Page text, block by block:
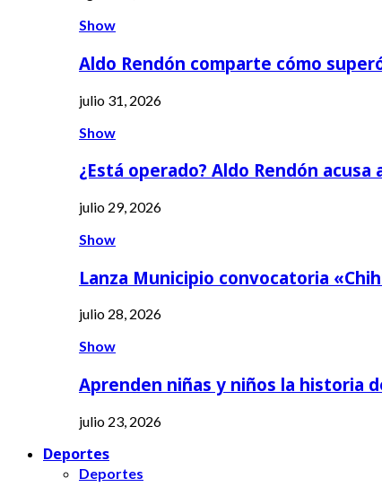
Show
Aldo Rendón comparte cómo
julio 31, 2026
Show
¿Está operado? Aldo Rendón
julio 29, 2026
Show
Lanza Municipio convocatoria
julio 28, 2026
Show
Aprenden niñas y niños la historia
julio 23, 2026
Deportes
Deportes